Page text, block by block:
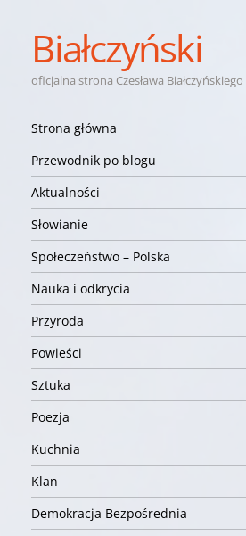
Białczyński
oficjalna strona Czesława Białczyńskiego
Nawigacja
Przejdź do treści
Strona główna
Przewodnik po blogu
Aktualności
Słowianie
Społeczeństwo – Polska
Nauka i odkrycia
Przyroda
Powieści
Sztuka
Poezja
Kuchnia
Klan
Demokracja Bezpośrednia